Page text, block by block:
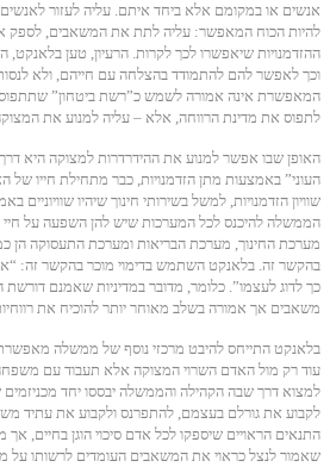
אנשים או במקומם אלא ביחד איתם. עליה לעזור
להיות הכוח המאפשר: עליה לתת את המשאבים, לספק את
ההזדמנויות שיאפשרו לכך לקרות. הרעיון, טען
וכך לאפשר להם להתמודד בהצלחה עם חייהם, ולא
המאפשרת אינה אמורה לשמש כ”רשת ביטחון”
לתפוס את מדינת הרווחה, אלא – עליה למנוע את
האופן שבו אפשר למנוע את ההידרדרות למצוקה היא
העוני” באמצעות מתן הזדמנויות, כבר מתחילת חייו
שוויון הזדמנויות, למשל בשירותי חינוך שיהיו שוויוניים
הממשלה להיכנס לכל המערכות שיש להן השפעה על חיי
מערכת החינוך, מערכת הבריאות ומערכת התעסוקה הן
בהקשר זה. בלאנקט השתמש בדימוי מוכר בהקשר זה:
כך לדוג לעצמו”. כלומר, מדובר במדיניות שאמנם
משאבים אך אמורה בשלב מאוחר יותר להוכיח את
בלאנקט התייחס להיבט מרכזי נוסף של ממשלה
עוד רק מול האדם השרוי המצוקה אלא תעבוד עם
למצוא דרך שבה הקהילה והממשלה יבססו יחד
לקבוע את גורלם בעצמם, להתפרנס ולקבוע את עתיד
התנאים הראויים שיספקו לכל אדם סיכוי הוגן בחיים,
שאמור לנצל כראוי את המשאבים העומדים לרשותו על